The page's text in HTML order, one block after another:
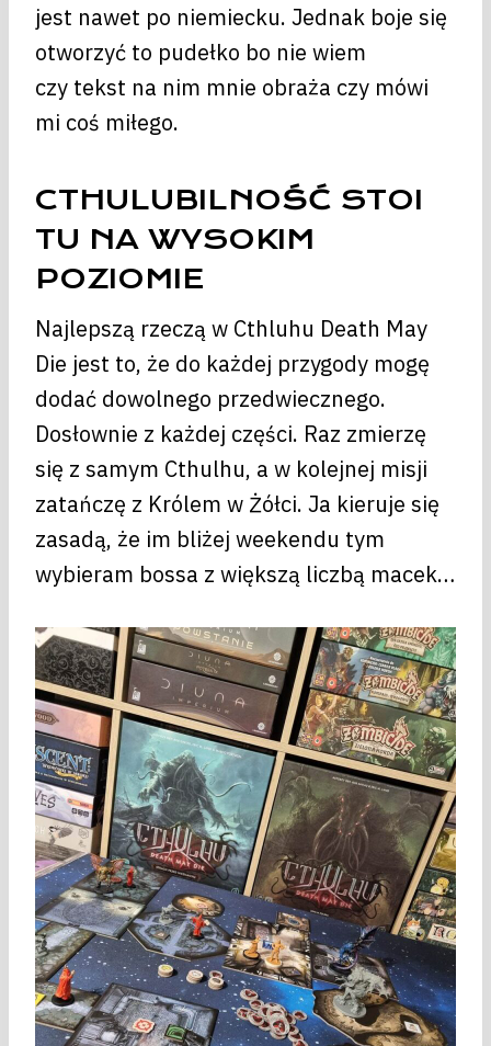
jest nawet po niemiecku. Jednak boje się
otworzyć to pudełko bo nie wiem
czy tekst na nim mnie obraża czy mówi
mi coś miłego.
CTHULUBILNOŚĆ STOI
TU NA WYSOKIM
POZIOMIE
Najlepszą rzeczą w Cthluhu Death May
Die jest to, że do każdej przygody mogę
dodać dowolnego przedwiecznego.
Dosłownie z każdej części. Raz zmierzę
się z samym Cthulhu, a w kolejnej misji
zatańczę z Królem w Żółci. Ja kieruje się
zasadą, że im bliżej weekendu tym
wybieram bossa z większą liczbą macek…